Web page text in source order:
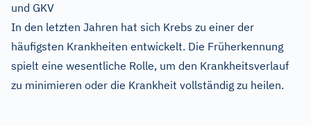
und GKV
In den letzten Jahren hat sich Krebs zu einer der
häufigsten Krankheiten entwickelt. Die Früherkennung
spielt eine wesentliche Rolle, um den Krankheitsverlauf
zu minimieren oder die Krankheit vollständig zu heilen.